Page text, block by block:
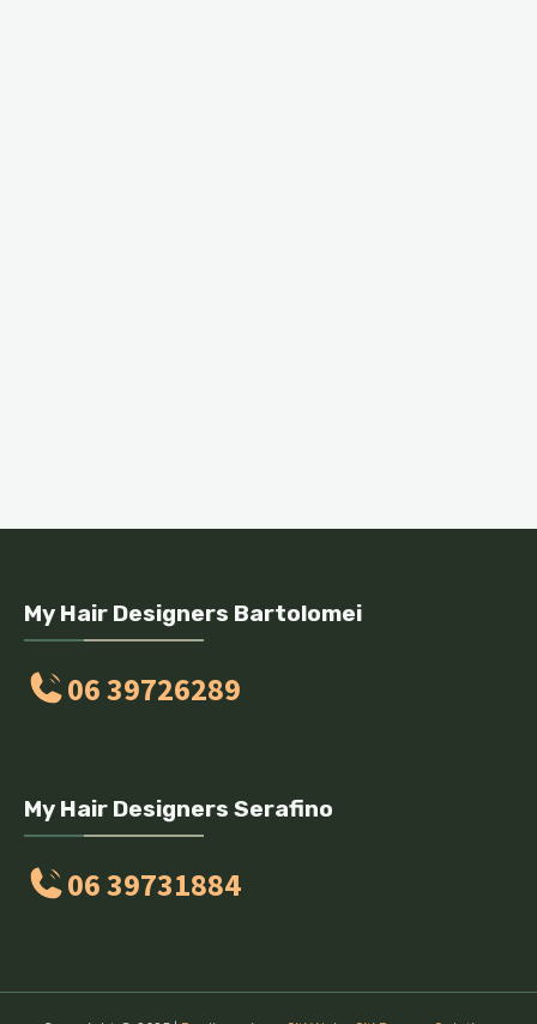
My Hair Designers Bartolomei
06 39726289
My Hair Designers Serafino
06 39731884